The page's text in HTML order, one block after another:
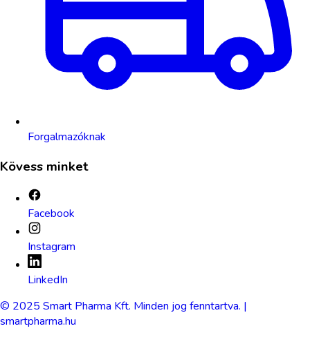
Forgalmazóknak
Kövess minket
Facebook
Instagram
LinkedIn
© 2025 Smart Pharma Kft. Minden jog fenntartva. |
smartpharma.hu